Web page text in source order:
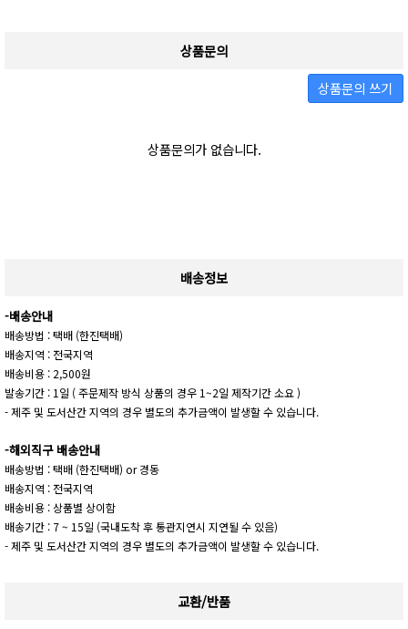
상품문의
상품문의 쓰기
상품문의가 없습니다.
배송정보
-배송안내
배송방법 : 택배 (한진택배)
배송지역 : 전국지역
배송비용 : 2,500원
발송기간 : 1일 ( 주문제작 방식 상품의 경우 1~2일 제작기간 소요 )
- 제주 및 도서산간 지역의 경우 별도의 추가금액이 발생할 수 있습니다.
-해외직구 배송안내
배송방법 : 택배 (한진택배) or 경동
배송지역 : 전국지역
배송비용 : 상품별 상이함
배송기간 : 7 ~ 15일 (국내도착 후 통관지연시 지연될 수 있음)
- 제주 및 도서산간 지역의 경우 별도의 추가금액이 발생할 수 있습니다.
교환/반품